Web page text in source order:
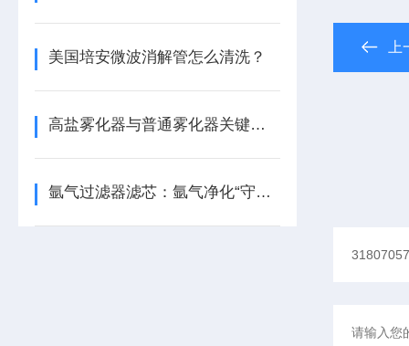
美国培安微波消解管怎么清洗？
高盐雾化器与普通雾化器关键差异解析
氩气过滤器滤芯：氩气净化“守门人”，保障精密工艺品质